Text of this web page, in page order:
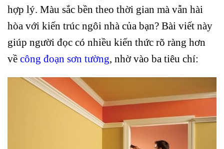
hợp lý. Màu sắc bền theo thời gian mà vẫn hài
hòa với kiến ​​trúc ngôi nhà của bạn? Bài viết này
giúp người đọc có nhiều kiến thức rõ ràng hơn
về công đoạn sơn tường, nhờ vào ba tiêu chí: